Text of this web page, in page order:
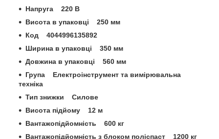
Напруга 220 В
Висота в упаковці 250 мм
Код 4044996135892
Ширина в упаковці 350 мм
Довжина в упаковці 560 мм
Група Електроінструмент та вимірювальна
техніка
Тип знижки Силове
Висота підйому 12 м
Вантажопідйомність 600 кг
Вантажопідйомність з блоком поліспаст 1200 кг